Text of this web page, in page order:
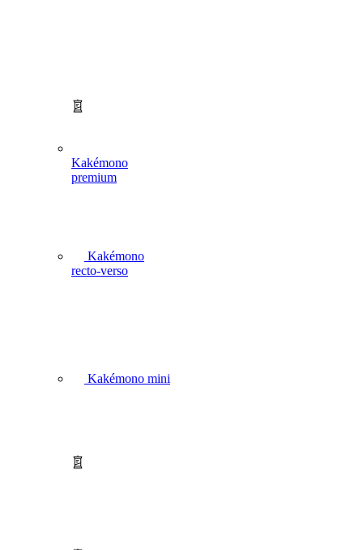
Kakémono
recto-verso
Kakémono
premium
Kakémono mini